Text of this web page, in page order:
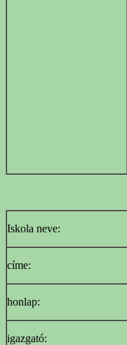
Iskola neve:
címe:
honlap:
igazgató: